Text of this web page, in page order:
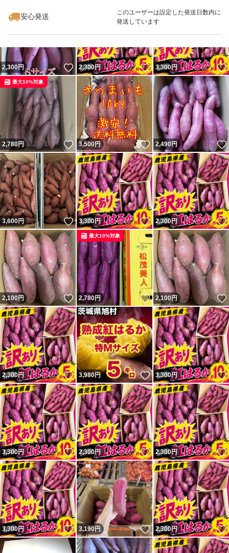
安心発送
このユーザーは設定した発送日数内に
発送しています
2,300円 いいね！
2,300円 いいね！
3,300円
2,780円 いいね！
最大10%対象
3,500円 いいね！
2,490円
3,600円 いいね！
3,300円 いいね！
2,300円
2,100円 いいね！
2,780円 いいね！
最大10%対象
2,100円
2,300円 いいね！
3,980円 いいね！
3,300円
3,300円 いいね！
2,300円 いいね！
2,300円
3,300円 いいね！
3,190円 いいね！
2,300円